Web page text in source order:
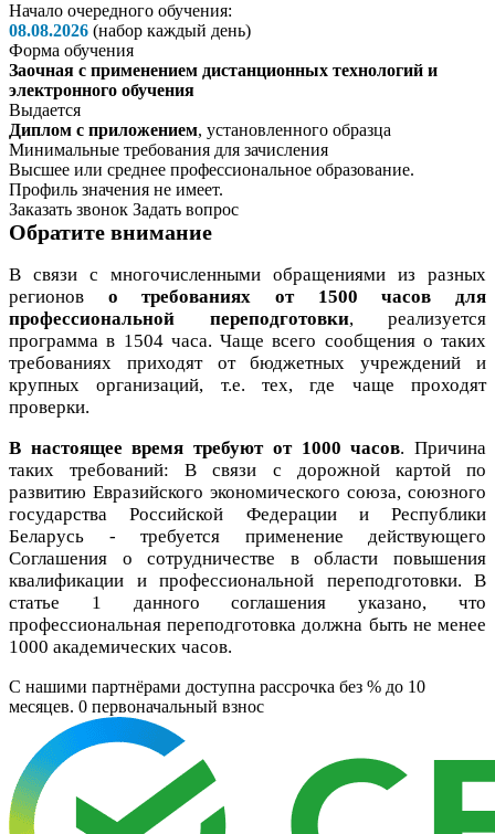
Начало очередного обучения:
08.08.2026 (набор каждый день)
Форма обучения
Заочная с применением дистанционных технологий и
электронного обучения
Выдается
Диплом с приложением, установленного образца
Минимальные требования для зачисления
Высшее или среднее профессиональное образование.
Профиль значения не имеет.
Заказать звонок Задать вопрос
Обратите внимание
В связи с многочисленными обращениями из разных
регионов о требованиях от 1500 часов для
профессиональной переподготовки, реализуется
программа в 1504 часа. Чаще всего сообщения о таких
требованиях приходят от бюджетных учреждений и
крупных организаций, т.е. тех, где чаще проходят
проверки.
В настоящее время требуют от 1000 часов. Причина
таких требований: В связи с дорожной картой по
развитию Евразийского экономического союза, союзного
государства Российской Федерации и Республики
Беларусь - требуется применение действующего
Соглашения о сотрудничестве в области повышения
квалификации и профессиональной переподготовки. В
статье 1 данного соглашения указано, что
профессиональная переподготовка должна быть не менее
1000 академических часов.
C нашими партнёрами доступна рассрочка без % до 10
месяцев. 0 первоначальный взнос